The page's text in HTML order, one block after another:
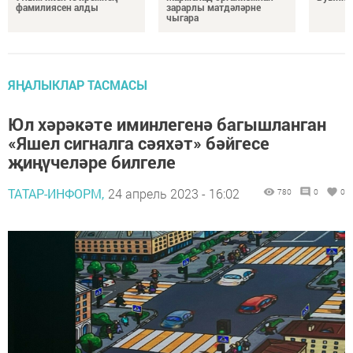
фамилиясен алды
зарарлы матдәләрне
чыгара
ЯҢАЛЫКЛАР ТАСМАСЫ
Юл хәрәкәте иминлегенә багышланган
«Яшел сигналга сәяхәт» бәйгесе
җиңүчеләре билгеле
ТАТАР-ИНФОРМ, 24 апрель 2023 - 16:02 780 0 0